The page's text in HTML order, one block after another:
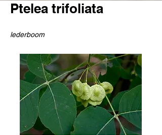
Ptelea trifoliata
lederboom